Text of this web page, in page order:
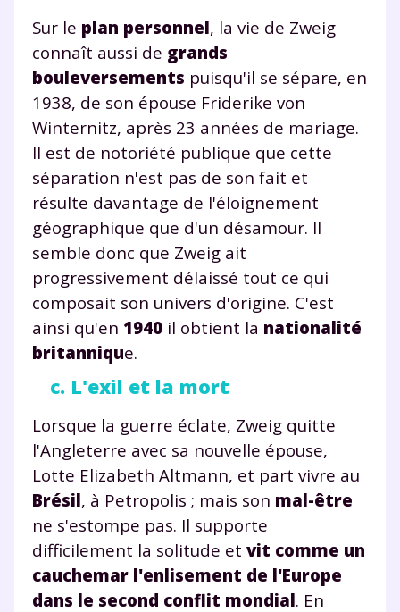
Sur le plan personnel, la vie de Zweig
connaît aussi de grands
bouleversements puisqu'il se sépare, en
1938, de son épouse Friderike von
Winternitz, après 23 années de mariage.
Il est de notoriété publique que cette
séparation n'est pas de son fait et
résulte davantage de l'éloignement
géographique que d'un désamour. Il
semble donc que Zweig ait
progressivement délaissé tout ce qui
composait son univers d'origine. C'est
ainsi qu'en 1940 il obtient la nationalité
britannique.
c. L'exil et la mort
Lorsque la guerre éclate, Zweig quitte
l'Angleterre avec sa nouvelle épouse,
Lotte Elizabeth Altmann, et part vivre au
Brésil, à Petropolis ; mais son mal-être
ne s'estompe pas. Il supporte
difficilement la solitude et vit comme un
cauchemar l'enlisement de l'Europe
dans le second conflit mondial. En
Envie de progresser
et de réussir votre
année scolaire ?
Testez gratuitement
plateforme de soutien
scolaire !
Fiches de cours et vidéos
corrigés, podcasts de révisions
Unespace dédié aux parentspour
suivre les progrès
Tout le programme scolaire du CP à